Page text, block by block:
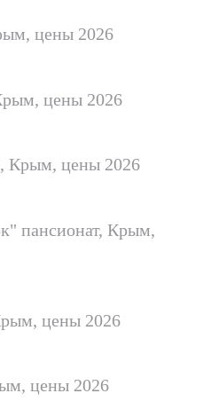
цены 2026
цены 2026
Крым, цены 2026
пансионат, Крым,
цены 2026
цены 2026